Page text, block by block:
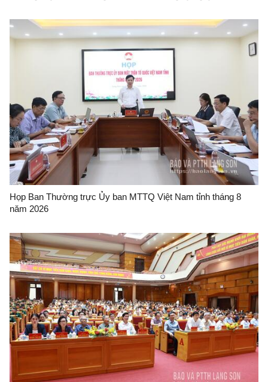
Họp Ban Thường trực Ủy ban MTTQ Việt Nam tỉnh tháng 8
năm 2026